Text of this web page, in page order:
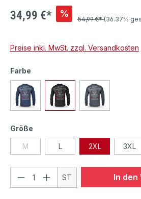
34,99 €* %
54,99 €*(36.37%
Preise inkl. MwSt. zzgl. Versandkosten
Farbe
Größe
M L 2XL 3XL
ST In den